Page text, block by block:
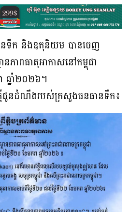
នទឹក និងឧតុនិយម បានចេញ
ាពធាតុអាកាសនៅកម្ពុជា
ឆ្នាំ២០២៦។
តីជូនដំណឹងរបស់ក្រសួងធនធានទឹក៖